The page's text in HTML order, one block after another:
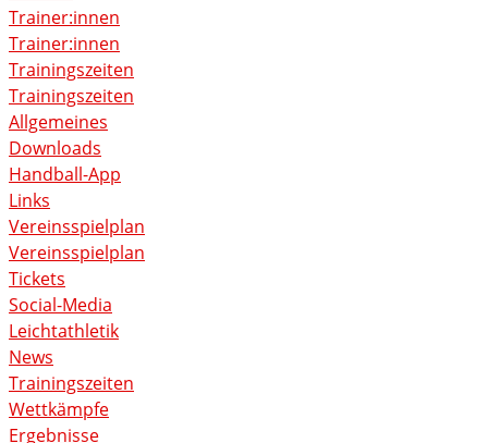
Trainer:innen
Trainer:innen
Trainingszeiten
Trainingszeiten
Allgemeines
Downloads
Handball-App
Links
Vereinsspielplan
Vereinsspielplan
Tickets
Social-Media
Leichtathletik
News
Trainingszeiten
Wettkämpfe
Ergebnisse